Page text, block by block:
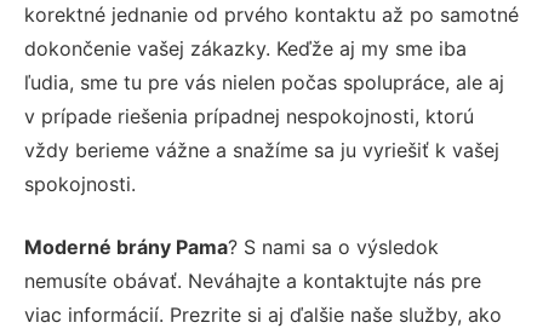
korektné jednanie od prvého kontaktu až po samotné
dokončenie vašej zákazky. Keďže aj my sme iba
ľudia, sme tu pre vás nielen počas spolupráce, ale aj
v prípade riešenia prípadnej nespokojnosti, ktorú
vždy berieme vážne a snažíme sa ju vyriešiť k vašej
spokojnosti.
Moderné brány Pama? S nami sa o výsledok
nemusíte obávať. Neváhajte a kontaktujte nás pre
viac informácií. Prezrite si aj ďalšie naše služby, ako